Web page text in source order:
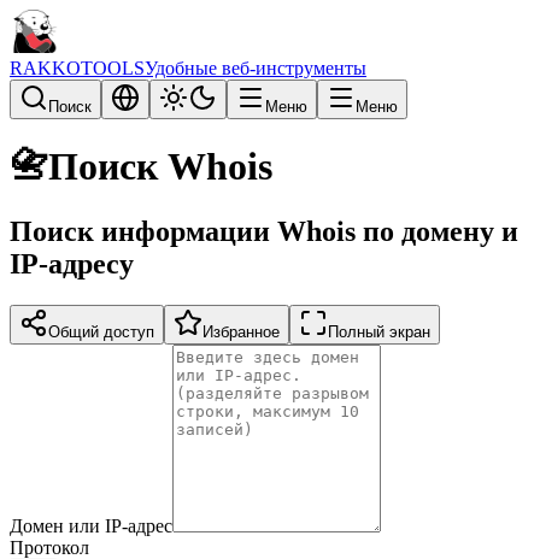
RAKKOTOOLSУдобные веб-инструменты
Поиск Меню Меню
📇Поиск Whois
Поиск информации Whois по домену и
IP-адресу
Общий доступ Избранное Полный экран
Домен или IP-адрес
Протокол